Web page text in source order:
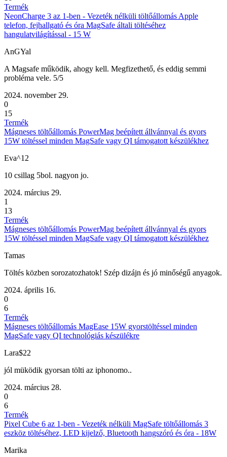
Termék
NeonCharge 3 az 1-ben - Vezeték nélküli töltőállomás Apple
telefon, fejhallgató és óra MagSafe általi töltéséhez
hangulatvilágítással - 15 W
AnGYal
A Magsafe működik, ahogy kell. Megfizethető, és eddig semmi
probléma vele. 5/5
2024. november 29.
0
15
Termék
Mágneses töltőállomás PowerMag beépített állvánnyal és gyors
15W töltéssel minden MagSafe vagy QI támogatott készülékhez
Eva^12
10 csillag 5bol. nagyon jo.
2024. március 29.
1
13
Termék
Mágneses töltőállomás PowerMag beépített állvánnyal és gyors
15W töltéssel minden MagSafe vagy QI támogatott készülékhez
Tamas
Töltés közben sorozatozhatok! Szép dizájn és jó minőségű anyagok.
2024. április 16.
0
6
Termék
Mágneses töltőállomás MagEase 15W gyorstöltéssel minden
MagSafe vagy QI technológiás készülékre
Lara$22
jól müködik gyorsan tölti az iphonomo..
2024. március 28.
0
6
Termék
Pixel Cube 6 az 1-ben - Vezeték nélküli MagSafe töltőállomás 3
eszköz töltéséhez, LED kijelző, Bluetooth hangszóró és óra - 18W
Marika